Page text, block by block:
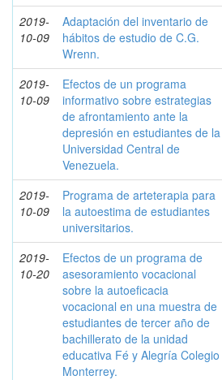
2019-
10-09
Adaptación del inventario de
hábitos de estudio de C.G.
Wrenn.
2019-
10-09
Efectos de un programa
informativo sobre estrategias
de afrontamiento ante la
depresión en estudiantes de la
Universidad Central de
Venezuela.
2019-
10-09
Programa de arteterapia para
la autoestima de estudiantes
universitarios.
2019-
10-20
Efectos de un programa de
asesoramiento vocacional
sobre la autoeficacia
vocacional en una muestra de
estudiantes de tercer año de
bachillerato de la unidad
educativa Fé y Alegría Colegio
Monterrey.